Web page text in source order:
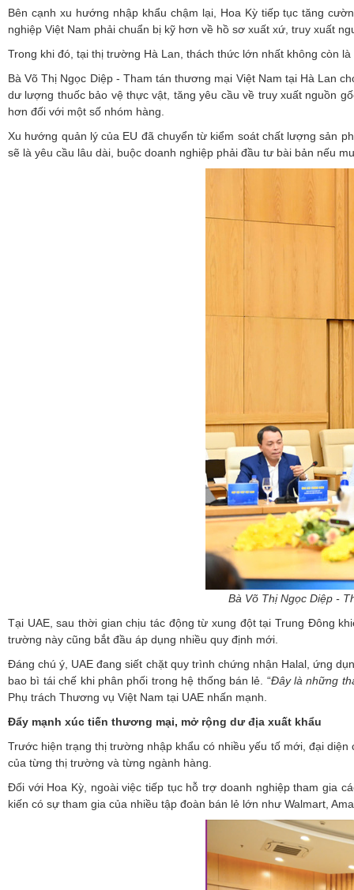
Bên cạnh xu hướng nhập khẩu chậm lại, Hoa Kỳ tiếp tục tăng
nghiệp Việt Nam phải chuẩn bị kỹ hơn về hồ sơ xuất xứ, truy xuất
Trong khi đó, tại thị trường Hà Lan, thách thức lớn nhất không còn
Bà Võ Thị Ngọc Diệp - Tham tán thương mại Việt Nam tại Hà Lan
dư lượng thuốc bảo vệ thực vật, tăng yêu cầu về truy xuất nguồn
hơn đối với một số nhóm hàng.
Xu hướng quản lý của EU đã chuyển từ kiểm soát chất lượng sản
sẽ là yêu cầu lâu dài, buộc doanh nghiệp phải đầu tư bài bản nếu
Bà Võ Thị Ngọc Diệp -
Tại UAE, sau thời gian chịu tác động từ xung đột tại Trung Đông
trường này cũng bắt đầu áp dụng nhiều quy định mới.
Đáng chú ý, UAE đang siết chặt quy trình chứng nhận Halal, ứng
bao bì tái chế khi phân phối trong hệ thống bán lẻ. “Đâylà những
Phụ trách Thương vụ Việt Nam tại UAE nhấn mạnh.
Đẩy mạnh xúc tiến thương mại, mở rộng dư địa xuất khẩu
Trước hiện trạng thị trường nhập khẩu có nhiều yếu tố mới, đại
của từng thị trường và từng ngành hàng.
Đối với Hoa Kỳ, ngoài việc tiếp tục hỗ trợ doanh nghiệp tham gia
kiến có sự tham gia của nhiều tập đoàn bán lẻ lớn như Walmart,